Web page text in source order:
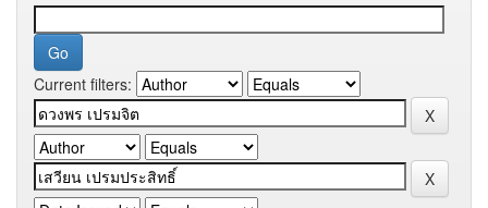
Current filters: